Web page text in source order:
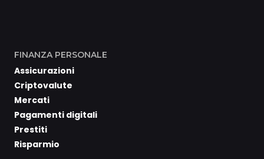
FINANZA PERSONALE
Assicurazioni
Criptovalute
Mercati
Pagamenti digitali
Prestiti
Risparmio